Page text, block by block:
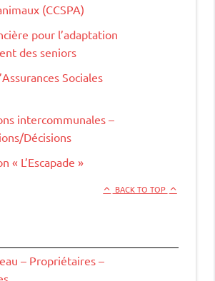
(CCSPA)
pour l’adaptation
des seniors
Sociales
intercommunales –
Décisions
« L’Escapade »
BACK TO TOP
– Propriétaires –